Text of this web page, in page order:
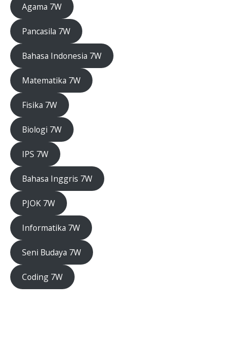
Agama 7W
Pancasila 7W
Bahasa Indonesia 7W
Matematika 7W
Fisika 7W
Biologi 7W
IPS 7W
Bahasa Inggris 7W
PJOK 7W
Informatika 7W
Seni Budaya 7W
Coding 7W